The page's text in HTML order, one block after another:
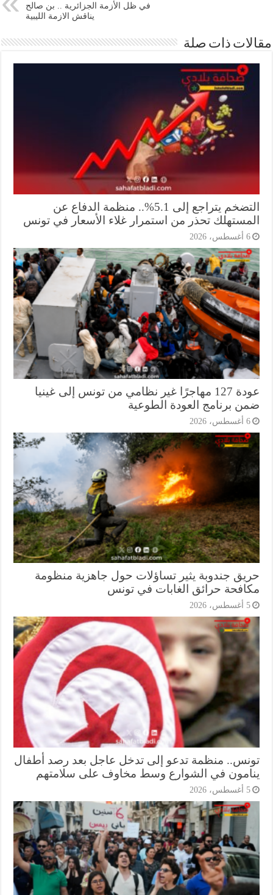
في ظل الأزمة الجزائرية .. بن صالح
يناقش الازمة الليبية
ذات صلة
التضخم يتراجع إلى 5.1%.. منظمة الدفاع عن
تحذر من استمرار غلاء الأسعار في تونس
عودة 127 مهاجرًا غير نظامي من تونس إلى غينيا
برنامج العودة الطوعية
جندوبة يثير تساؤلات حول جاهزية منظومة
حرائق الغابات في تونس
منظمة تدعو إلى تدخل عاجل بعد رصد أطفال
في الشوارع وسط مخاوف على سلامتهم